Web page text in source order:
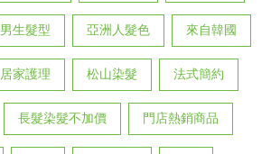
男生髮型 亞洲人髮色 來自韓國
居家護理 松山染髮 法式簡約
長髮染髮不加價 門店熱銷商品